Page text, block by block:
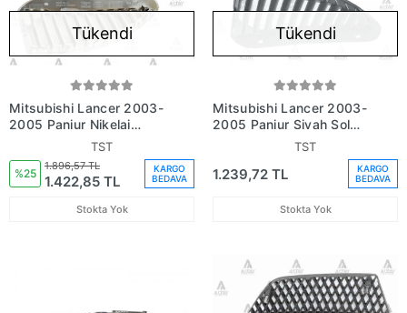
Tükendi
Mitsubishi Lancer 2003-
2005 Panjur Nikelaj
Siyah Sağ (Oem
No:Mn161114)
TST
%25
1.896,57 TL
1.422,85 TL
KARGO
BEDAVA
Stokta Yok
Tükendi
Mitsubishi Lancer 2003-
2005 Panjur Siyah Sol
(Oem No:Mn161115)
TST
1.239,72 TL
KARGO
BEDAVA
Stokta Yok